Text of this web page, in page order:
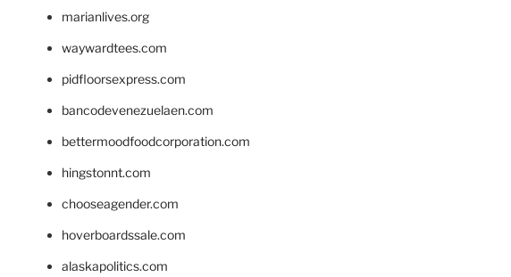
marianlives.org
waywardtees.com
pidfloorsexpress.com
bancodevenezuelaen.com
bettermoodfoodcorporation.com
hingstonnt.com
chooseagender.com
hoverboardssale.com
alaskapolitics.com